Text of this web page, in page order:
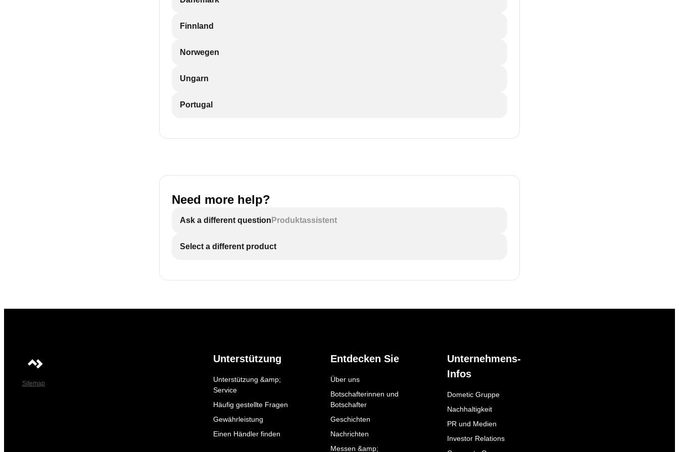
Finnland
Norwegen
Ungarn
Portugal
Need more help?
Ask a different question Produktassistent
Select a different product
Sitemap
Unterstützung
Unterstützung &amp;
Service
Häufig gestellte Fragen
Gewährleistung
Einen Händler finden
Entdecken Sie
Über uns
Botschafterinnen und
Botschafter
Geschichten
Nachrichten
Messen &amp;
Unternehmens-
Infos
Dometic Gruppe
Nachhaltigkeit
PR und Medien
Investor Relations